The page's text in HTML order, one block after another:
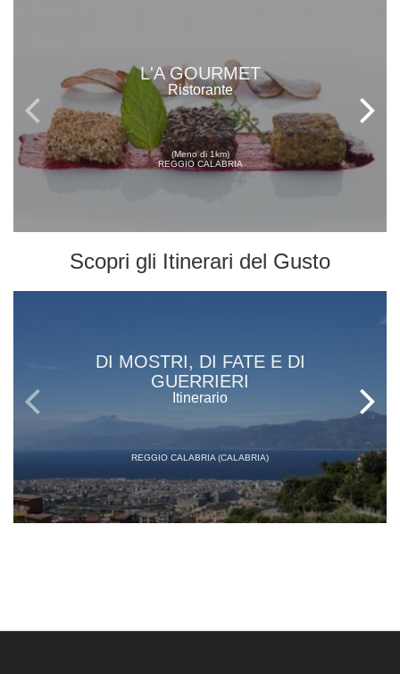
L'A GOURMET
Ristorante
(Meno di 1km)
REGGIO CALABRIA
Scopri gli Itinerari del Gusto
DI MOSTRI, DI FATE E DI
GUERRIERI
Itinerario
REGGIO CALABRIA (CALABRIA)